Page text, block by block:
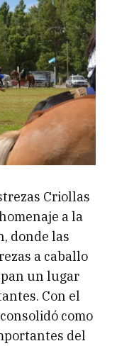
Criollas
a la
donde las
a caballo
un lugar
Con el
como
del